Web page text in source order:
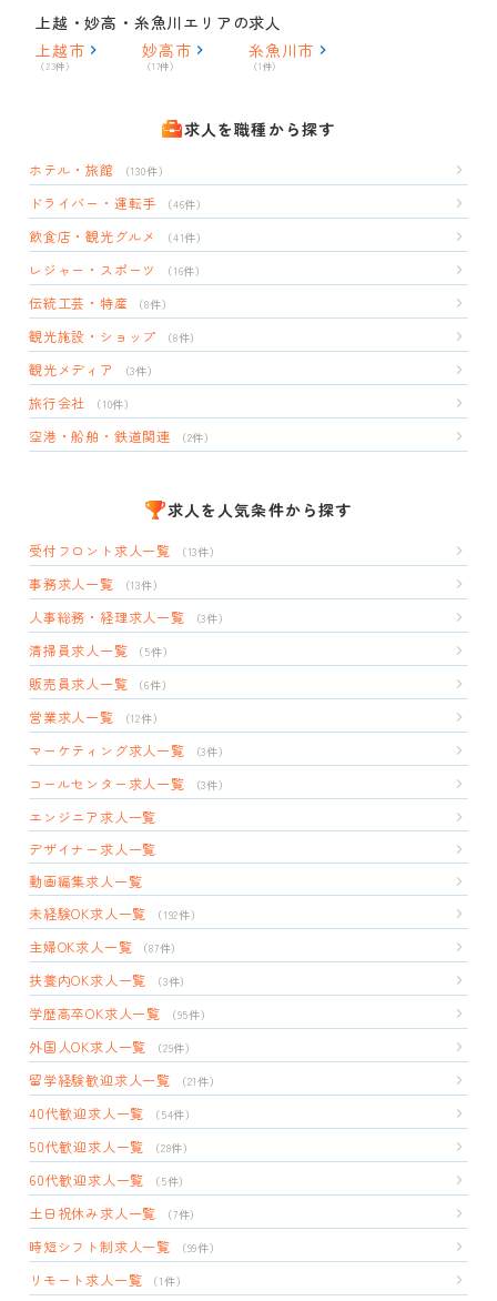
上越・妙高・糸魚川エリアの求人
上越市
（23件）
妙高市
（17件）
糸魚川市
（1件）
求人を職種から探す
ホテル・旅館 （130件）
ドライバー・運転手 （46件）
飲食店・観光グルメ （41件）
レジャー・スポーツ （16件）
伝統工芸・特産 （8件）
観光施設・ショップ （8件）
観光メディア （3件）
旅行会社 （10件）
空港・船舶・鉄道関連 （2件）
求人を人気条件から探す
受付フロント求人一覧 （13件）
事務求人一覧 （13件）
人事総務・経理求人一覧 （3件）
清掃員求人一覧 （5件）
販売員求人一覧 （6件）
営業求人一覧 （12件）
マーケティング求人一覧 （3件）
コールセンター求人一覧 （3件）
エンジニア求人一覧
デザイナー求人一覧
動画編集求人一覧
未経験OK求人一覧
（192件）
主婦OK求人一覧 （87件）
扶養内OK求人一覧 （3件）
学歴高卒OK求人一覧 （95件）
外国人OK求人一覧 （29件）
留学経験歓迎求人一覧 （21件）
40代歓迎求人一覧 （54件）
50代歓迎求人一覧 （28件）
60代歓迎求人一覧 （5件）
土日祝休み求人一覧 （7件）
時短シフト制求人一覧 （99件）
リモート求人一覧 （1件）